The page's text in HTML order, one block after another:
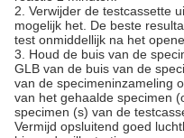
2. Verwijder de testcassette
mogelijk het. De beste
test onmiddellijk na het
3. Houd de buis van de
GLB van de buis van de
van de specimeninzameling
van het gehaalde specimen
specimen (s) van de
Vermijd opsluitend goed